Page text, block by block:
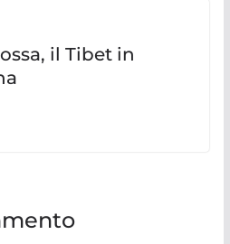
il Tibet in